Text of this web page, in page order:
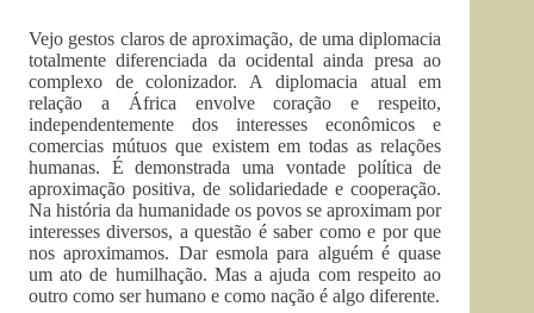
Vejo gestos claros de aproximação, de uma diplomacia
totalmente diferenciada da ocidental ainda presa ao
complexo de colonizador. A diplomacia atual em
relação a África envolve coração e respeito,
independentemente dos interesses econômicos e
comercias mútuos que existem em todas as relações
humanas. É demonstrada uma vontade política de
aproximação positiva, de solidariedade e cooperação.
Na história da humanidade os povos se aproximam por
interesses diversos, a questão é saber como e por que
nos aproximamos. Dar esmola para alguém é quase
um ato de humilhação. Mas a ajuda com respeito ao
outro como ser humano e como nação é algo diferente.